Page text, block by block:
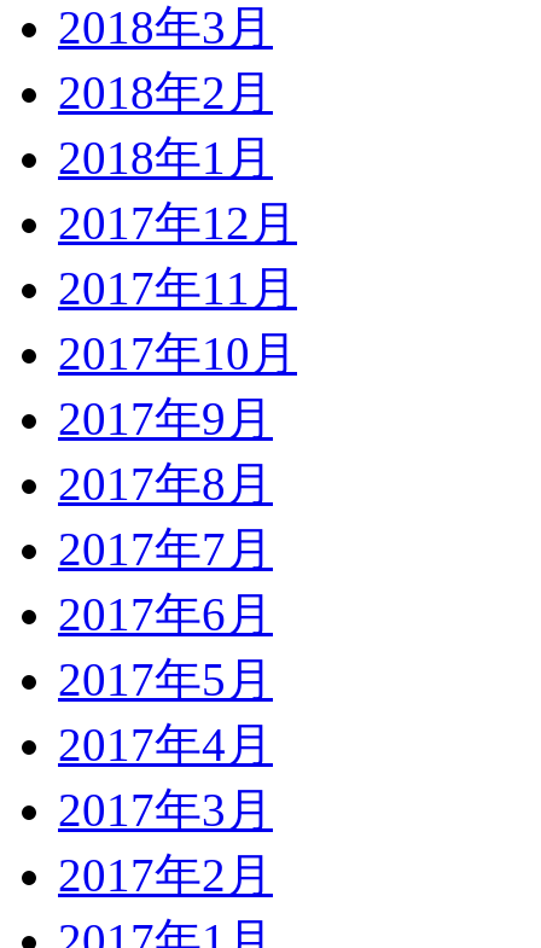
2018年3月
2018年2月
2018年1月
2017年12月
2017年11月
2017年10月
2017年9月
2017年8月
2017年7月
2017年6月
2017年5月
2017年4月
2017年3月
2017年2月